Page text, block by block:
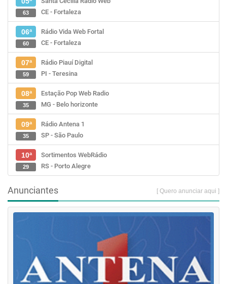
CE - Fortaleza
63
06ª
Rádio Vida Web Fortal
CE - Fortaleza
60
07ª
Rádio Piauí Digital
PI - Teresina
59
08ª
Estação Pop Web Radio
MG - Belo horizonte
35
09ª
Rádio Antena 1
SP - São Paulo
35
10ª
Sortimentos WebRádio
RS - Porto Alegre
29
Anunciantes [ Quero anunciar aqui ]